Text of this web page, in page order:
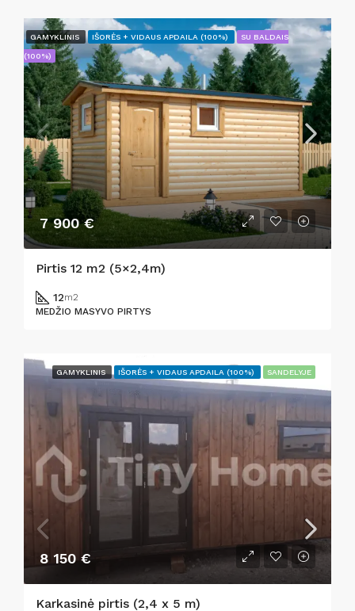
GAMYKLINIS IŠORĖS + VIDAUS APDAILA (100%) SU BALDAIS
(100%)
7 900 €
Pirtis 12 m2 (5×2,4m)
12m2
MEDŽIO MASYVO PIRTYS
GAMYKLINIS IŠORĖS + VIDAUS APDAILA (100%) SANDELYJE
8 150 €
Karkasinė pirtis (2,4 x 5 m)